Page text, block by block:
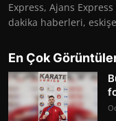
Express, Ajans
dakika haberleri,
En Çok